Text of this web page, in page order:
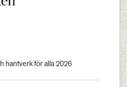
hantverk för alla 2026